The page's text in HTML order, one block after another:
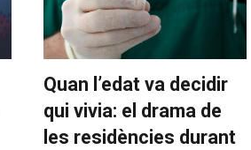
Quan l’edat va decidir
qui vivia: el drama de
les residències durant